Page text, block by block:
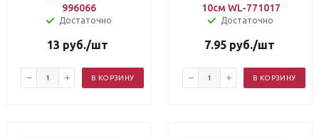
996066
Достаточно
13 руб./шт
В КОРЗИНУ
10см WL-771017
Достаточно
7.95руб./шт
В КОРЗИНУ